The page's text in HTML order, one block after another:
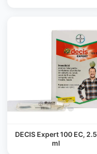
DECIS Expert 100 EC, 2.5
ml